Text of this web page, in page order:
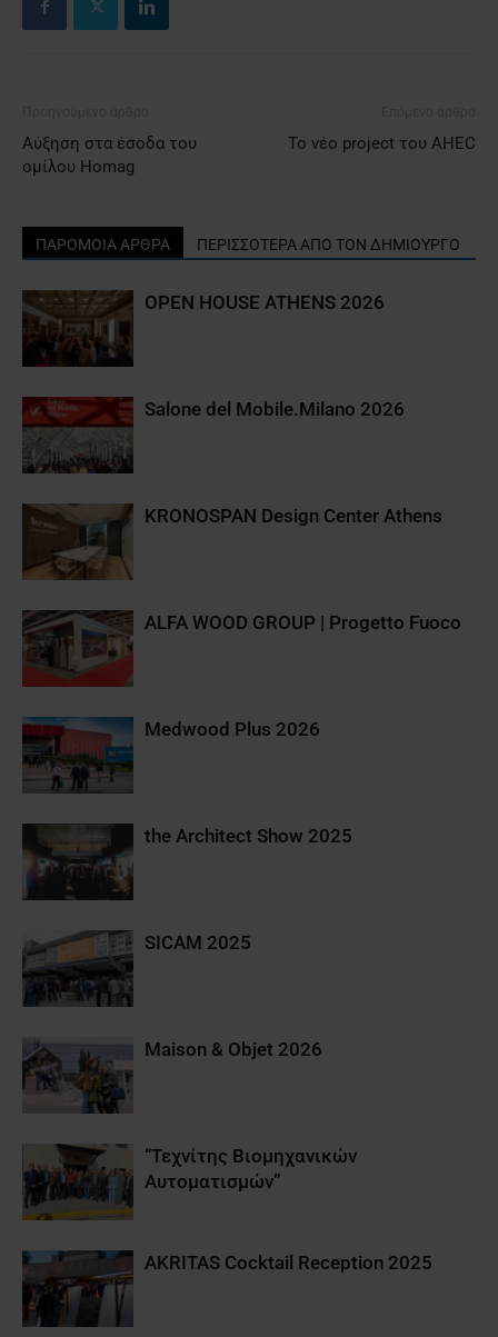
Αύξηση στα έσοδα του
ομίλου Homag
Το νέο project του AHEC
ΠΑΡΟΜΟΙΑ ΑΡΘΡΑ ΠΕΡΙΣΣΟΤΕΡΑ ΑΠΟ ΤΟΝ ΔΗΜΙΟΥΡΓΟ
OPEN HOUSE ATHENS 2026
Salone del Mobile.Milano 2026
KRONOSPAN Design Center Athens
ALFA WOOD GROUP | Progetto Fuoco
Medwood Plus 2026
the Architect Show 2025
SICAM 2025
Maison & Objet 2026
“Τεχνίτης Βιομηχανικών
Αυτοματισμών”
AKRITAS Cocktail Reception 2025